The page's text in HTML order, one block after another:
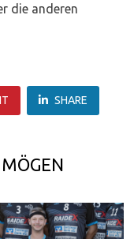
die anderen
SHARE